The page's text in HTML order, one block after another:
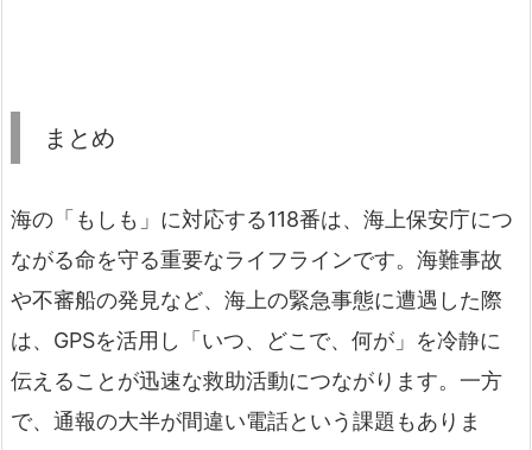
まとめ
海の「もしも」に対応する118番は、海上保安庁につ
ながる命を守る重要なライフラインです。海難事故
や不審船の発見など、海上の緊急事態に遭遇した際
は、GPSを活用し「いつ、どこで、何が」を冷静に
伝えることが迅速な救助活動につながります。一方
で、通報の大半が間違い電話という課題もありま